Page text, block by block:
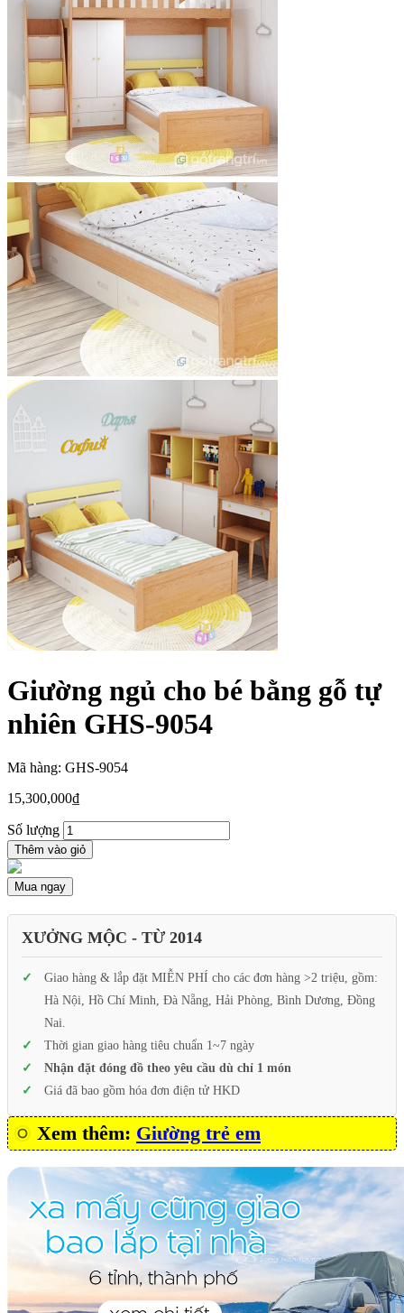
Giường ngủ cho bé bằng gỗ tự
nhiên GHS-9054
Mã hàng: GHS-9054
15,300,000₫
Số lượng
Thêm vào giỏ
Mua ngay
XƯỞNG MỘC - TỪ 2014
Giao hàng & lắp đặt MIỄN PHÍ cho các đơn hàng >2 triệu, gồm:
Hà Nội, Hồ Chí Minh, Đà Nẵng, Hải Phòng, Bình Dương, Đồng
Nai.
Thời gian giao hàng tiêu chuẩn 1~7 ngày
Nhận đặt đóng đồ theo yêu cầu dù chỉ 1 món
Giá đã bao gồm hóa đơn điện tử HKD
Xem thêm: Giường trẻ em